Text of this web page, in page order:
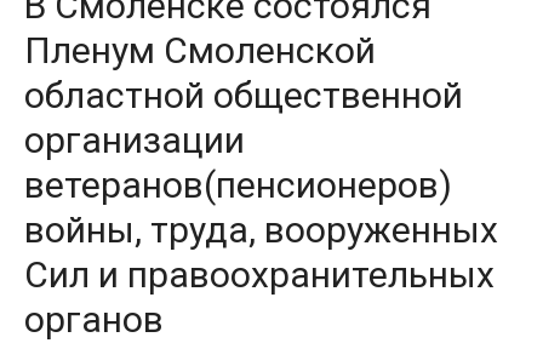
Пленум Смоленской
областной общественной
организации
ветеранов(пенсионеров)
войны, труда, вооруженных
Сил и правоохранительных
органов